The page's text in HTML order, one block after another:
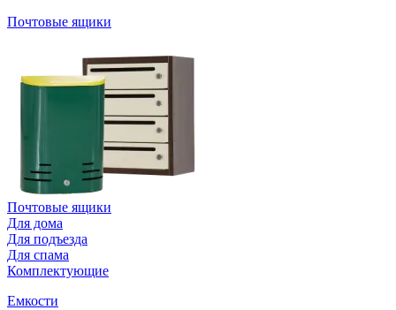
Почтовые ящики
Почтовые ящики
Для дома
Для подъезда
Для спама
Комплектующие
Емкости